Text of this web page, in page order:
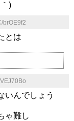
)
brOE9f2
とは
いんでしょう
ゃ難し